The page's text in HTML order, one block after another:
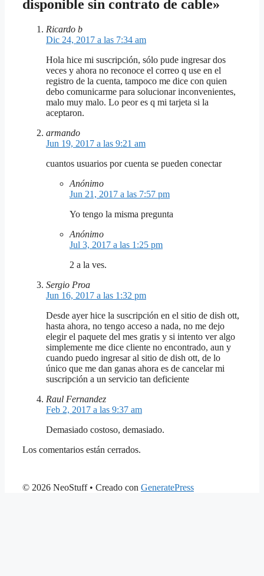
disponible sin contrato de cable»
Ricardo b
Dic 24, 2017 a las 7:34 am
Hola hice mi suscripción, sólo pude ingresar dos
veces y ahora no reconoce el correo q use en el
registro de la cuenta, tampoco me dice con quien
debo comunicarme para solucionar inconvenientes,
malo muy malo. Lo peor es q mi tarjeta si la
aceptaron.
armando
Jun 19, 2017 a las 9:21 am
cuantos usuarios por cuenta se pueden conectar
Anónimo
Jun 21, 2017 a las 7:57 pm
Yo tengo la misma pregunta
Anónimo
Jul 3, 2017 a las 1:25 pm
2 a la ves.
Sergio Proa
Jun 16, 2017 a las 1:32 pm
Desde ayer hice la suscripción en el sitio de dish ott,
hasta ahora, no tengo acceso a nada, no me dejo
elegir el paquete del mes gratis y si intento ver algo
simplemente me dice cliente no encontrado, aun y
cuando puedo ingresar al sitio de dish ott, de lo
único que me dan ganas ahora es de cancelar mi
suscripción a un servicio tan deficiente
Raul Fernandez
Feb 2, 2017 a las 9:37 am
Demasiado costoso, demasiado.
Los comentarios están cerrados.
© 2026 NeoStuff• Creado con GeneratePress